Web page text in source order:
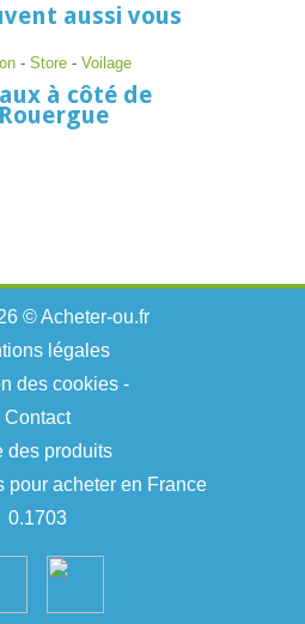
aussi vous
- Store - Voilage
à côté de
© Acheter-ou.fr
légales
des cookies-
Contact
des produits
pour acheter en France
0.1703